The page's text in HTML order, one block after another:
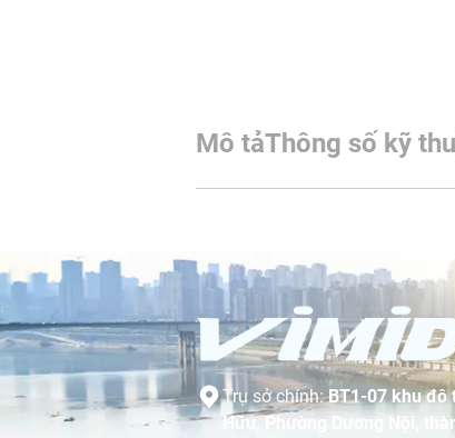
Mô tảThông số kỹ
Trụ sở chính:BT1-07 khu đô
Hữu, Phường Dương Nội,